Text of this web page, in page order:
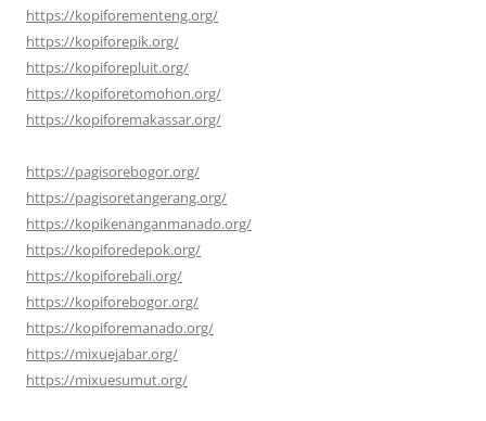
https://kopiforementeng.org/
https://kopiforepik.org/
https://kopiforepluit.org/
https://kopiforetomohon.org/
https://kopiforemakassar.org/
https://pagisorebogor.org/
https://pagisoretangerang.org/
https://kopikenanganmanado.org/
https://kopiforedepok.org/
https://kopiforebali.org/
https://kopiforebogor.org/
https://kopiforemanado.org/
https://mixuejabar.org/
https://mixuesumut.org/